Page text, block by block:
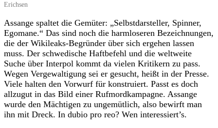
Erichsen
Assange spaltet die Gemüter: „Selbstdarsteller, Spinner,
Egomane.“ Das sind noch die harmloseren Bezeichnungen,
die der Wikileaks-Begründer über sich ergehen lassen
muss. Der schwedische Haftbefehl und die weltweite
Suche über Interpol kommt da vielen Kritikern zu pass.
Wegen Vergewaltigung sei er gesucht, heißt in der Presse.
Viele halten den Vorwurf für konstruiert. Passt es doch
allzugut in das Bild einer Rufmordkampagne. Assange
wurde den Mächtigen zu ungemütlich, also bewirft man
ihn mit Dreck. In dubio pro reo? Wen interessiert’s.